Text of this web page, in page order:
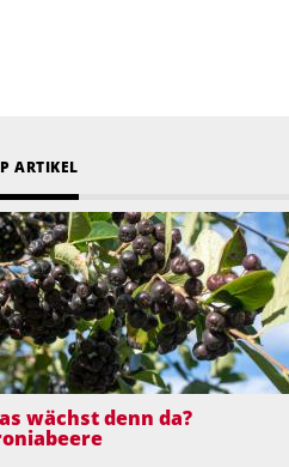
ARTIKEL
wächst denn da?